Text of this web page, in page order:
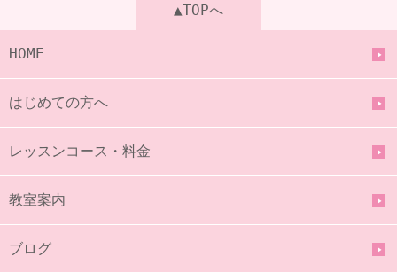
▲TOPへ
HOME
はじめての方へ
レッスンコース・料金
教室案内
ブログ